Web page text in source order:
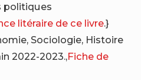
politiques
litéraire de ce livre.}
Sociologie, Histoire
2022-2023.,Fiche de